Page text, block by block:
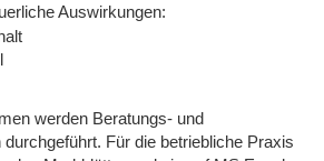
Auswirkungen:
werden Beratungs- und
Für die betriebliche Praxis